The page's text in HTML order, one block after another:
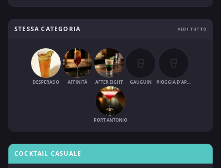
STESSA CATEGORIA VEDI TUTTO
DESPERADO AFFINITÀ AFTER EIGHT GAUGUIN PIOGGIA D'APRILE
PORT ANTONIO
COCKTAIL CASUALE